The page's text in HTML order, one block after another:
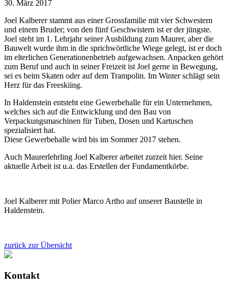
30. März 2017
Joel Kalberer stammt aus einer Grossfamilie mit vier Schwestern
und einem Bruder; von den fünf Geschwistern ist er der jüngste.
Joel steht im 1. Lehrjahr seiner Ausbildung zum Maurer, aber die
Bauwelt wurde ihm in die sprichwörtliche Wiege gelegt, ist er doch
im elterlichen Generationenbetrieb aufgewachsen. Anpacken gehört
zum Beruf und auch in seiner Freizeit ist Joel gerne in Bewegung,
sei es beim Skaten oder auf dem Trampolin. Im Winter schlägt sein
Herz für das Freeskiing.
In Haldenstein entsteht eine Gewerbehalle für ein Unternehmen,
welches sich auf die Entwicklung und den Bau von
Verpackungsmaschinen für Tuben, Dosen und Kartuschen
spezialisiert hat.
Diese Gewerbehalle wird bis im Sommer 2017 stehen.
Auch Maurerlehrling Joel Kalberer arbeitet zurzeit hier. Seine
aktuelle Arbeit ist u.a. das Erstellen der Fundamentkörbe.
Joel Kalberer mit Polier Marco Artho auf unserer Baustelle in
Haldenstein.
zurück zur Übersicht
Kontakt